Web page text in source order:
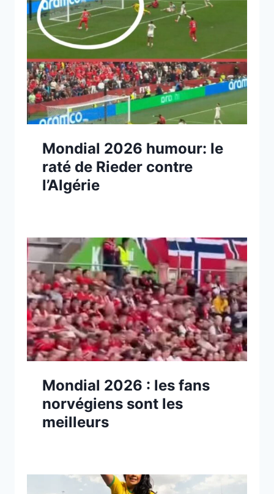
Mondial 2026 humour: le
raté de Rieder contre
l’Algérie
Mondial 2026 : les fans
norvégiens sont les
meilleurs